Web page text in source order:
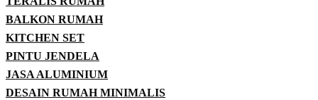
BALKON RUMAH
KITCHEN SET
PINTU JENDELA
JASA ALUMINIUM
DESAIN RUMAH MINIMALIS